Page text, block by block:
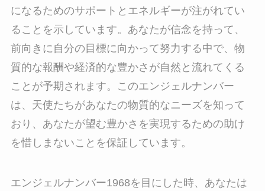
になるためのサポートとエネルギーが注がれてい
ることを示しています。あなたが信念を持って、
前向きに自分の目標に向かって努力する中で、物
質的な報酬や経済的な豊かさが自然と流れてくる
ことが予期されます。このエンジェルナンバー
は、天使たちがあなたの物質的なニーズを知って
おり、あなたが望む豊かさを実現するための助け
を惜しまないことを保証しています。
エンジェルナンバー1968を目にした時、あなたは